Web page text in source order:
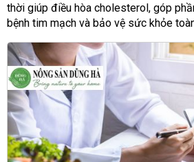
thời giúp điều hòa cholesterol, góp
bệnh tim mạch và bảo vệ sức khỏe